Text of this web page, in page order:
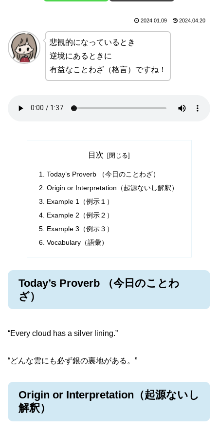
2024.01.09 2024.04.20
悲観的になっているとき
逆境にあるときに
有益なことわざ（格言）ですね！
目次
Today’s Proverb （今日のことわざ）
Origin or Interpretation（起源ないし解釈）
Example 1（例示１）
Example 2（例示２）
Example 3（例示３）
Vocabulary（語彙）
Today’s Proverb （今日のことわ
ざ）
“Every cloud has a silver lining.”
“どんな雲にも必ず銀の裏地がある。”
Origin or Interpretation（起源ないし
解釈）